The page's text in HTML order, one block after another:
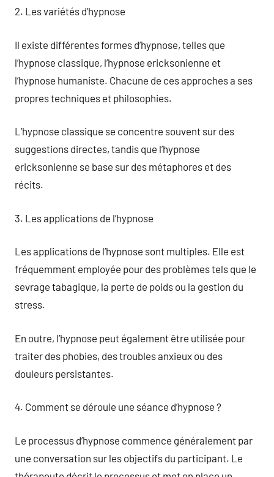
2. Les variétés d’hypnose
Il existe différentes formes d’hypnose, telles que
l’hypnose classique, l’hypnose ericksonienne et
l’hypnose humaniste. Chacune de ces approches a ses
propres techniques et philosophies.
L’hypnose classique se concentre souvent sur des
suggestions directes, tandis que l’hypnose
ericksonienne se base sur des métaphores et des
récits.
3. Les applications de l’hypnose
Les applications de l’hypnose sont multiples. Elle est
fréquemment employée pour des problèmes tels que le
sevrage tabagique, la perte de poids ou la gestion du
stress.
En outre, l’hypnose peut également être utilisée pour
traiter des phobies, des troubles anxieux ou des
douleurs persistantes.
4. Comment se déroule une séance d’hypnose ?
Le processus d’hypnose commence généralement par
une conversation sur les objectifs du participant. Le